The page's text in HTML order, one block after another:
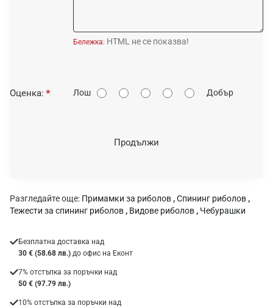
Бележка: HTML не се показва!
О
Оценка: Лош Добър
Продължи
Разгледайте още: Примамки за риболов ,Спининг риболов ,
Тежести за спининг риболов , Видове риболов , Чебурашки
Безплатна доставка над
30 € (58.68 лв.) до офис на Еконт
7% отстъпка за поръчки над
50 € (97.79 лв.)
10% отстъпка за поръчки над